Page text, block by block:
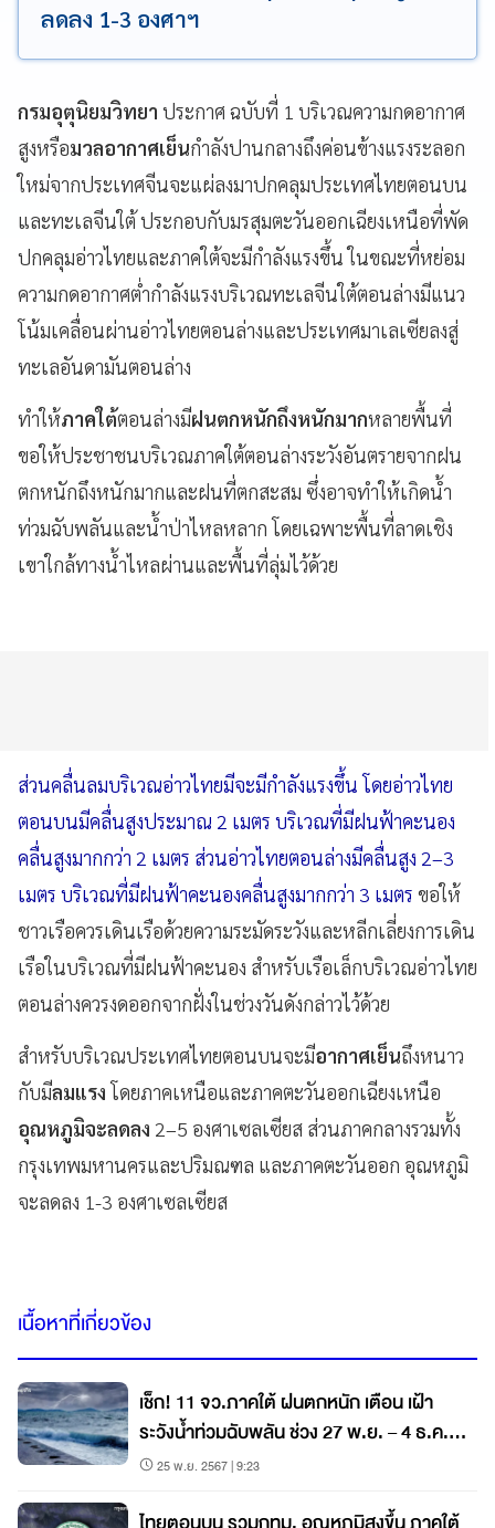
ลดลง 1-3 องศาฯ
กรมอุตุนิยมวิทยา ประกาศ ฉบับที่ 1 บริเวณความกดอากาศ
สูงหรือมวลอากาศเย็นกำลังปานกลางถึงค่อนข้างแรงระลอก
ใหม่จากประเทศจีนจะแผ่ลงมาปกคลุมประเทศไทยตอนบน
และทะเลจีนใต้ ประกอบกับมรสุมตะวันออกเฉียงเหนือที่พัด
ปกคลุมอ่าวไทยและภาคใต้จะมีกำลังแรงขึ้น ในขณะที่หย่อม
ความกดอากาศต่ำกำลังแรงบริเวณทะเลจีนใต้ตอนล่างมีแนว
โน้มเคลื่อนผ่านอ่าวไทยตอนล่างและประเทศมาเลเซียลงสู่
ทะเลอันดามันตอนล่าง
ทำให้ภาคใต้ตอนล่างมีฝนตกหนักถึงหนักมากหลายพื้นที่
ขอให้ประชาชนบริเวณภาคใต้ตอนล่างระวังอันตรายจากฝน
ตกหนักถึงหนักมากและฝนที่ตกสะสม ซึ่งอาจทำให้เกิดน้ำ
ท่วมฉับพลันและน้ำป่าไหลหลาก โดยเฉพาะพื้นที่ลาดเชิง
เขาใกล้ทางน้ำไหลผ่านและพื้นที่ลุ่มไว้ด้วย
ส่วนคลื่นลมบริเวณอ่าวไทยมีจะมีกำลังแรงขึ้น โดยอ่าวไทย
ตอนบนมีคลื่นสูงประมาณ 2 เมตร บริเวณที่มีฝนฟ้าคะนอง
คลื่นสูงมากกว่า 2 เมตร ส่วนอ่าวไทยตอนล่างมีคลื่นสูง 2–3
เมตร บริเวณที่มีฝนฟ้าคะนองคลื่นสูงมากกว่า 3 เมตร ขอให้
ชาวเรือควรเดินเรือด้วยความระมัดระวังและหลีกเลี่ยงการเดิน
เรือในบริเวณที่มีฝนฟ้าคะนอง สำหรับเรือเล็กบริเวณอ่าวไทย
ตอนล่างควรงดออกจากฝั่งในช่วงวันดังกล่าวไว้ด้วย
สำหรับบริเวณประเทศไทยตอนบนจะมีอากาศเย็นถึงหนาว
กับมีลมแรงโดยภาคเหนือและภาคตะวันออกเฉียงเหนือ
อุณหภูมิจะลดลง 2–5 องศาเซลเซียส ส่วนภาคกลางรวมทั้ง
กรุงเทพมหานครและปริมณฑล และภาคตะวันออก อุณหภูมิ
จะลดลง 1-3 องศาเซลเซียส
เนื้อหาที่เกี่ยวข้อง
เช็ก! 11 จว.ภาคใต้ ฝนตกหนัก เตือน เฝ้า
ระวังน้ำท่วมฉับพลัน ช่วง 27 พ.ย. – 4 ธ.ค.
6725 พ.ย. 2567 | 9:23